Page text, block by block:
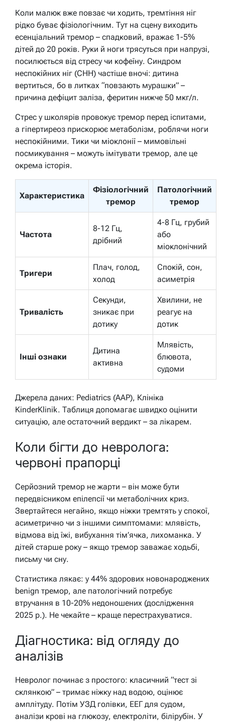
Коли малюк вже повзає чи ходить, тремтіння ніг
рідко буває фізіологічним. Тут на сцену виходить
есенціальний тремор – спадковий, вражає 1-5%
дітей до 20 років. Руки й ноги трясуться при напрузі,
посилюється від стресу чи кофеїну. Синдром
неспокійних ніг (СНН) частіше вночі: дитина
вертиться, бо в литках “повзають мурашки” –
причина дефіцит заліза, феритин нижче 50 мкг/л.
Стрес у школярів провокує тремор перед іспитами,
а гіпертиреоз прискорює метаболізм, роблячи ноги
неспокійними. Тики чи міоклонії – мимовільні
посмикування – можуть імітувати тремор, але це
окрема історія.
Характеристика
Фізіологічний
тремор
Патологічний
тремор
Частота
8-12 Гц,
дрібний
4-8 Гц, грубий
або
міоклонічний
Тригери
Плач, голод,
холод
Спокій, сон,
асиметрія
Тривалість
Секунди,
зникає при
дотику
Хвилини, не
реагує на
дотик
Інші ознаки
Дитина
активна
Млявість,
блювота,
судоми
Джерела даних: Pediatrics (AAP), Клініка
KinderKlinik. Таблиця допомагає швидко оцінити
ситуацію, але остаточний вердикт – за лікарем.
Коли бігти до невролога:
червоні прапорці
Серйозний тремор не жарти – він може бути
передвісником епілепсії чи метаболічних криз.
Звертайтеся негайно, якщо ніжки тремтять у спокої,
асиметрично чи з іншими симптомами: млявість,
відмова від їжі, вибухання тім’ячка, лихоманка. У
дітей старше року – якщо тремор заважає ходьбі,
письму чи сну.
Статистика лякає: у 44% здорових новонароджених
benign тремор, але патологічний потребує
втручання в 10-20% недоношених (дослідження
2025 р.). Не чекайте – краще перестрахуватися.
Діагностика: від огляду до
аналізів
Невролог починає з простого: класичний “тест зі
склянкою” – тримає ніжку над водою, оцінює
амплітуду. Потім УЗД голівки, ЕЕГ для судом,
аналізи крові на глюкозу, електроліти, білірубін. У